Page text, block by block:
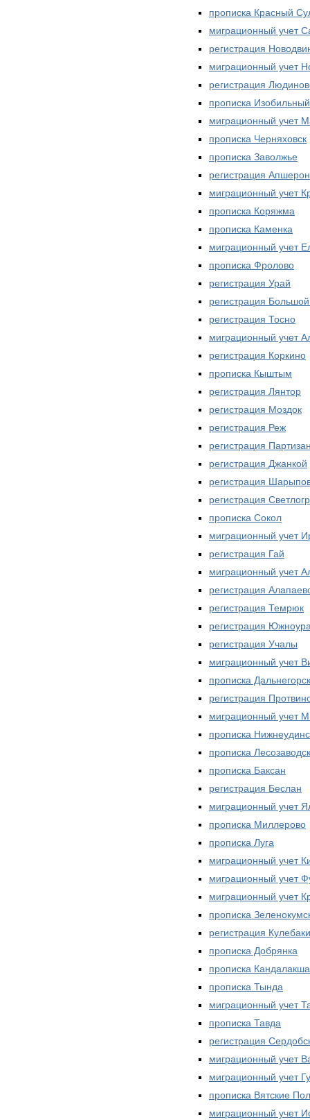
прописка Красный
миграционный учет
регистрация
миграционный учет
регистрация
прописка Изобильный
миграционный учет
прописка Черняховск
прописка Заволжье
регистрация
миграционный учет
прописка Коряжма
прописка Каменка
миграционный учет
прописка Фролово
регистрация Урай
регистрация
регистрация Тосно
миграционный учет
регистрация Коркино
прописка Кыштым
регистрация Лянтор
регистрация Моздок
регистрация Реж
регистрация
регистрация Джанкой
регистрация
регистрация
прописка Сокол
миграционный учет
регистрация Гай
миграционный учет
регистрация
регистрация Темрюк
регистрация
регистрация Учалы
миграционный учет
прописка Дальнегорск
регистрация
миграционный учет
прописка
прописка Лесозаводск
прописка Баксан
регистрация Беслан
миграционный учет
прописка Миллерово
прописка Луга
миграционный учет
миграционный учет
миграционный учет
прописка
регистрация Кулебаки
прописка Добрянка
прописка Кандалакша
прописка Тында
миграционный учет
прописка Тавда
регистрация
миграционный учет
миграционный учет
прописка Вятские
миграционный учет